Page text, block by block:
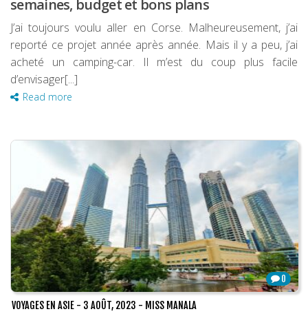
semaines, budget et bons plans
J’ai toujours voulu aller en Corse. Malheureusement, j’ai
reporté ce projet année après année. Mais il y a peu, j’ai
acheté un camping-car. Il m’est du coup plus facile
d’envisager[...]
Read more
0
VOYAGES EN ASIE - 3 AOÛT, 2023 - MISS MANALA